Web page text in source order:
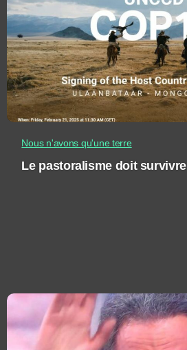
Nous n'avons qu'une terre
Le pastoralisme doit survivre